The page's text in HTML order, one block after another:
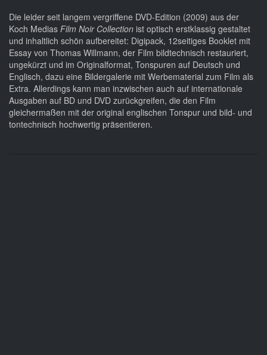
Die leider seit langem vergriffene DVD-Edition (2009) aus der
Koch Medias Film Noir Collection ist optisch erstklassig gestaltet
und inhaltlich schön aufbereitet: Digipack, 12seitiges Booklet mit
Essay von Thomas Willmann, der Film bildtechnisch restauriert,
ungekürzt und im Originalformat, Tonspuren auf Deutsch und
Englisch, dazu eine Bildergalerie mit Werbematerial zum Film als
Extra. Allerdings kann man inzwischen auch auf internationale
Ausgaben auf BD und DVD zurückgreifen, die den Film
gleichermaßen mit der original englischen Tonspur und bild- und
tontechnisch hochwertig präsentieren.